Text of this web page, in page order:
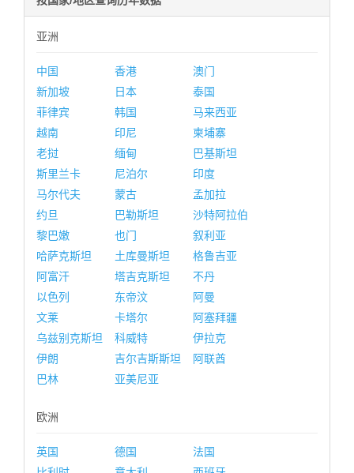
亚洲
中国 香港
澳门
新加坡
日本
泰国
菲律宾
韩国
马来西亚
越南
印尼
柬埔寨
老挝
缅甸
巴基斯坦
斯里兰卡
尼泊尔
印度
马尔代夫
蒙古
孟加拉
约旦
巴勒斯坦
沙特阿拉伯
黎巴嫩
也门
叙利亚
哈萨克斯坦
土库曼斯坦
格鲁吉亚
阿富汗
塔吉克斯坦
不丹
以色列
东帝汶
阿曼
文莱
卡塔尔
阿塞拜疆
乌兹别克斯坦
科威特
伊拉克
伊朗
吉尔吉斯斯坦
阿联酋
巴林
亚美尼亚
欧洲
英国 德国
法国